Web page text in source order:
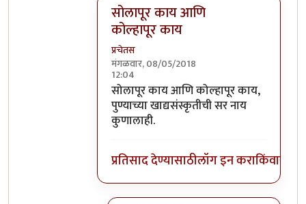
सोलापूर काय आणि
कोल्हापूर काय
प्रचेतस
मंगळवार, 08/05/2018
12:04
In reply toशेंगाची चटणी नव्हे रे लेका,
सोलापूर काय आणि कोल्हापूर काय,
पुण्याच्या खाद्यसंस्कृतीची सर नाय
कुणालाही.
प्रतिसाद देण्यासाठीलॉग इन कराकिंवा